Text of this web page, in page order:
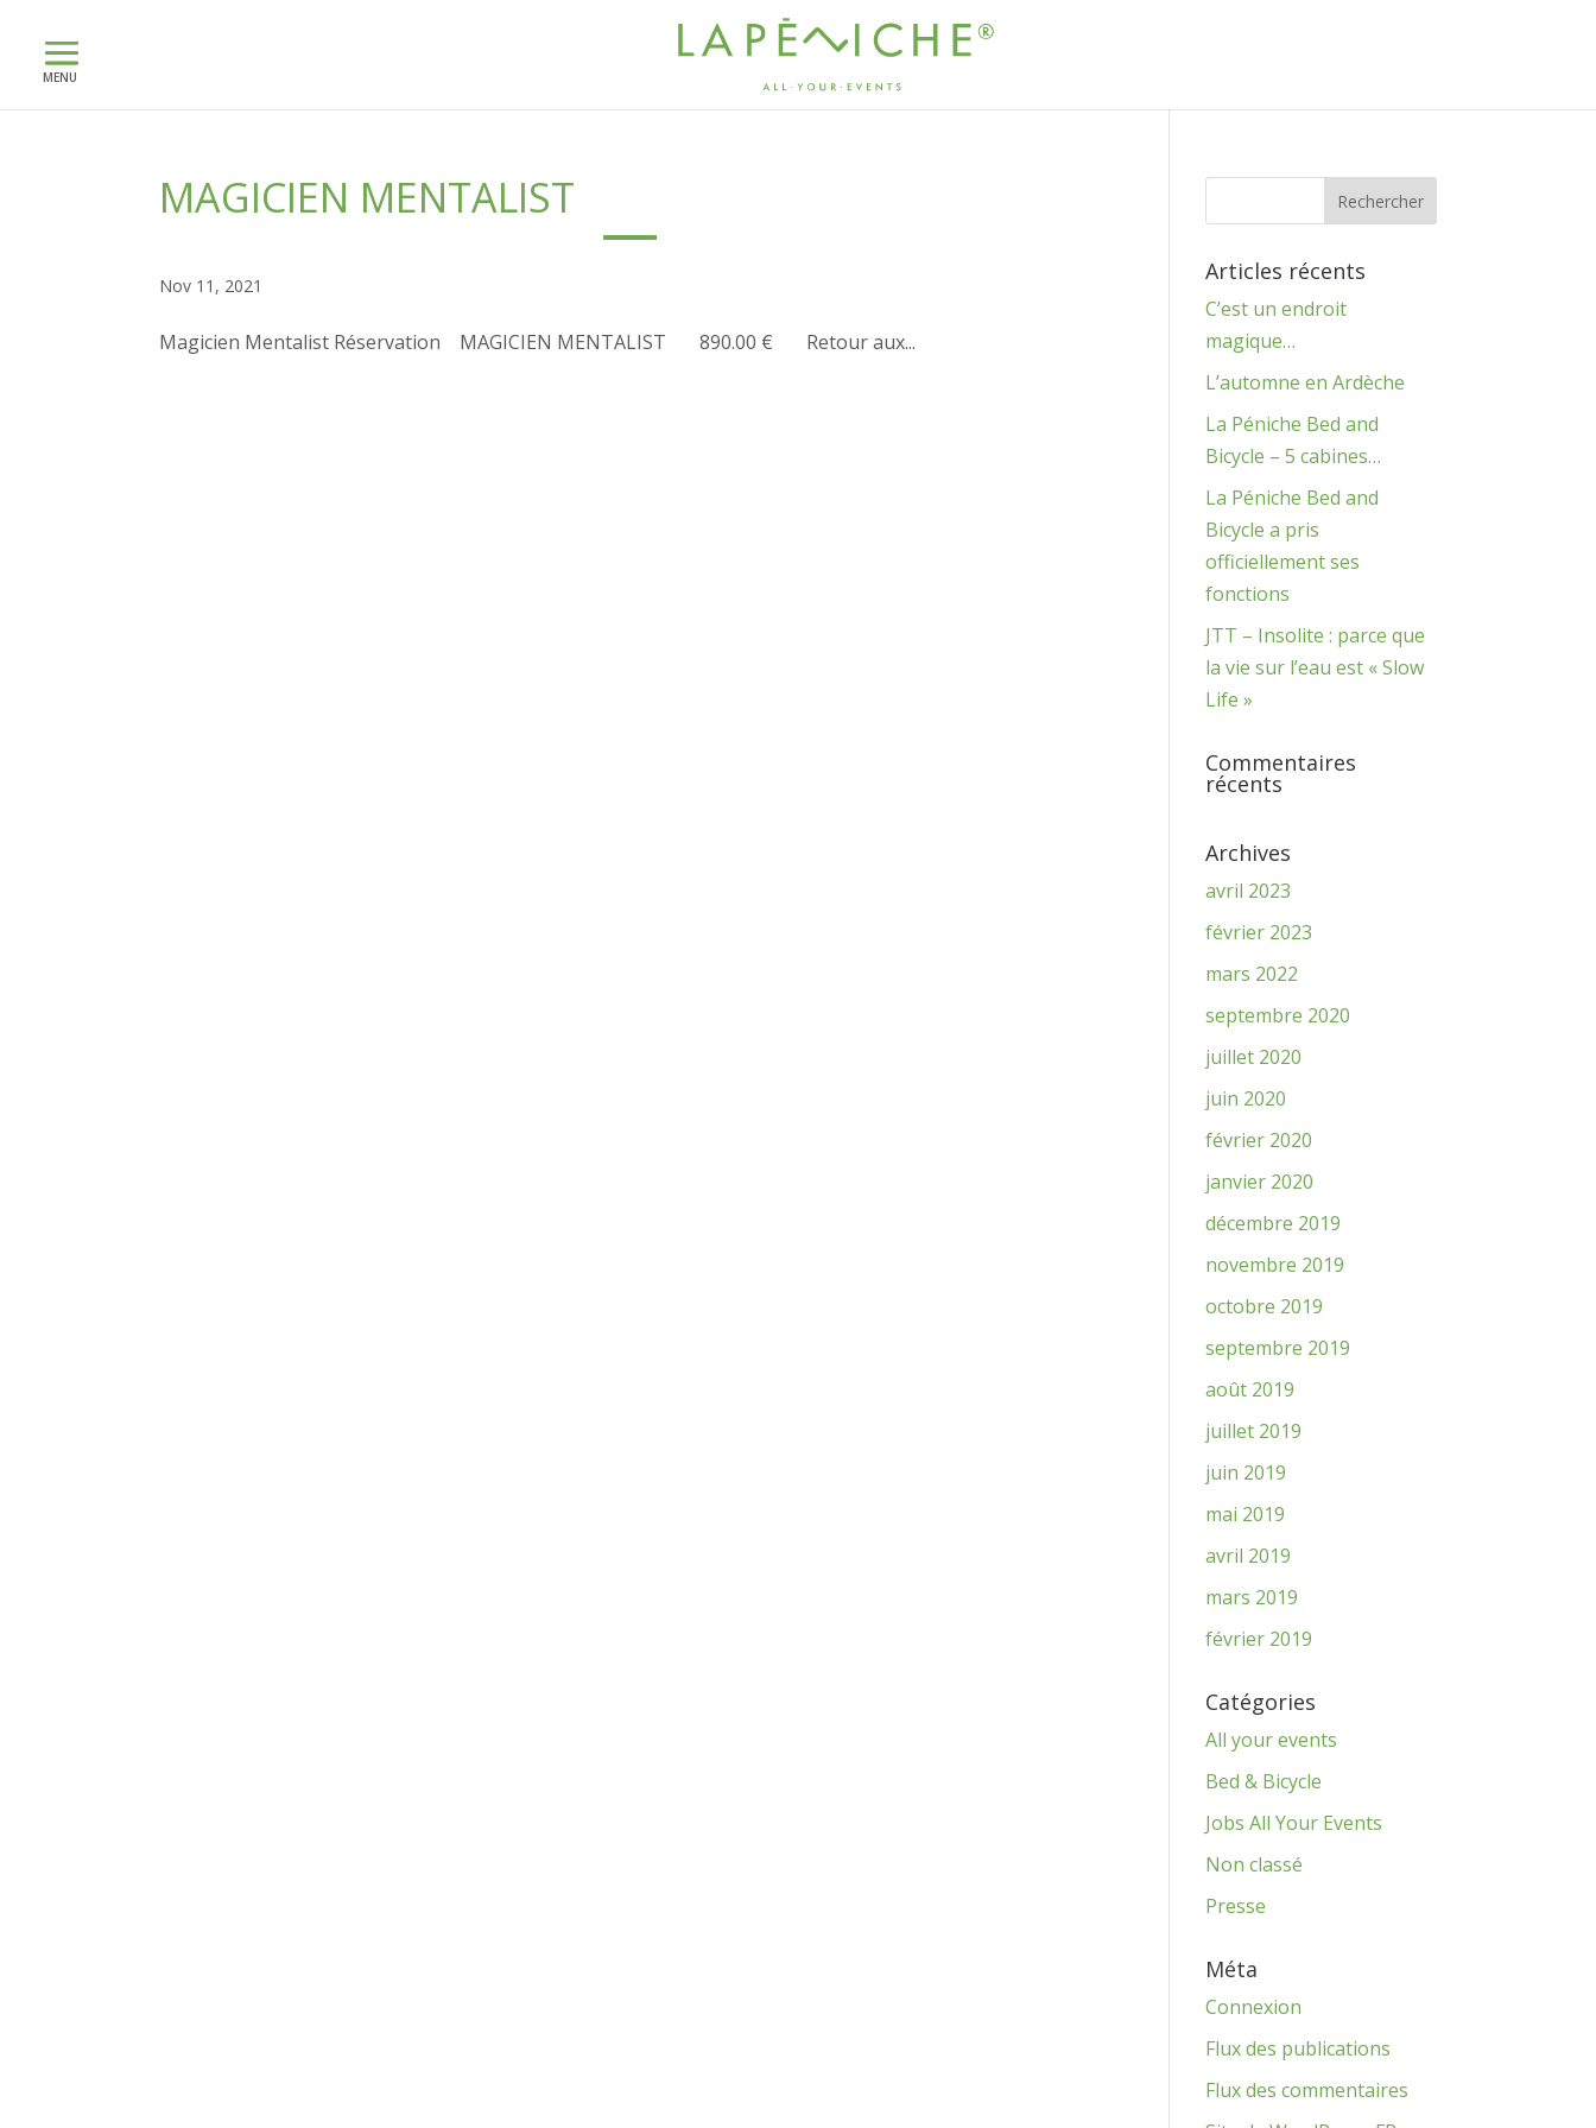
MAGICIEN MENTALIST
Nov 11, 2021
Magicien Mentalist Réservation MAGICIEN MENTALIST 890.00 € Retour aux...
Articles récents
C’est un endroit
magique…
L’automne en Ardèche
La Péniche Bed and
Bicycle – 5 cabines…
La Péniche Bed and
Bicycle a pris
officiellement ses
fonctions
JTT – Insolite : parce que
la vie sur l’eau est « Slow
Life »
Commentaires
récents
Archives
avril 2023
février 2023
mars 2022
septembre 2020
juillet 2020
juin 2020
février 2020
janvier 2020
décembre 2019
novembre 2019
octobre 2019
septembre 2019
août 2019
juillet 2019
juin 2019
mai 2019
avril 2019
mars 2019
février 2019
Catégories
All your events
Bed & Bicycle
Jobs All Your Events
Non classé
Presse
Méta
Connexion
Flux des publications
Flux des commentaires